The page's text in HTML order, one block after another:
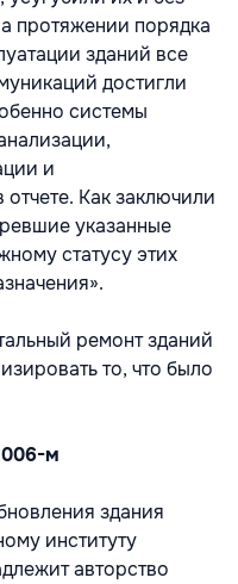
протяжении порядка
зданий все
достигли
системы
и
Как заключили
указанные
статусу этих
ремонт зданий
то, что было
м
здания
институту
авторство